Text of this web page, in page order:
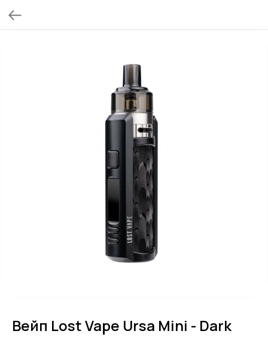
Вейп Lost Vape Ursa Mini - Dark